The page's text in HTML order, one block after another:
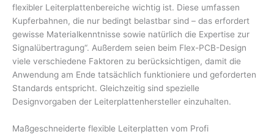
flexibler Leiterplattenbereiche wichtig ist. Diese umfassen
Kupferbahnen, die nur bedingt belastbar sind – das erfordert
gewisse Materialkenntnisse sowie natürlich die Expertise zur
Signalübertragung“. Außerdem seien beim Flex-PCB-Design
viele verschiedene Faktoren zu berücksichtigen, damit die
Anwendung am Ende tatsächlich funktioniere und geforderten
Standards entspricht. Gleichzeitig sind spezielle
Designvorgaben der Leiterplattenhersteller einzuhalten.
Maßgeschneiderte flexible Leiterplatten vom Profi